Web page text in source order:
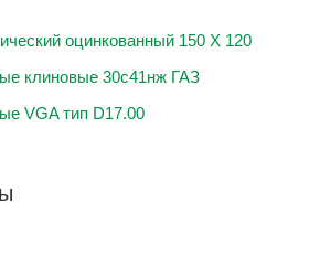
оцинкованный 150 X 120
клиновые 30с41нж ГАЗ
VGA тип D17.00